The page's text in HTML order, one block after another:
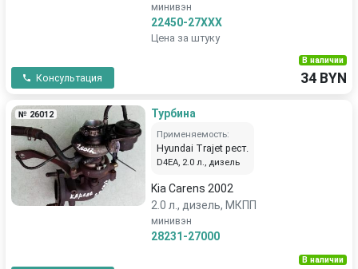
минивэн
22450-27XXX
Цена за штуку
Консультация
В наличии
34 BYN
№ 26012 Турбина
Применяемость:
Hyundai Trajet рест.
D4EA, 2.0 л., дизель
Kia Carens 2002
2.0 л., дизель, МКПП
минивэн
28231-27000
В наличии